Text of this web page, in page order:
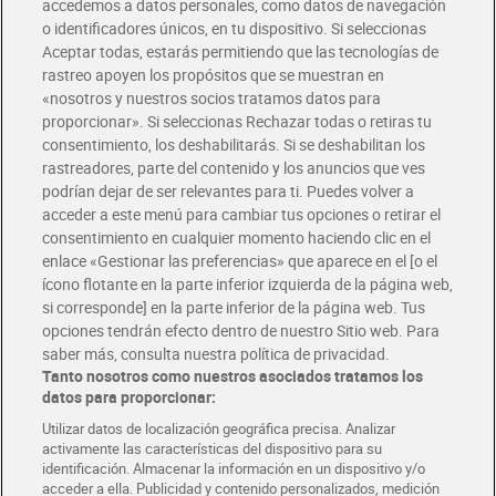
Envío gratis por compras superiores a 100€
Envío estandar por 4,99€
Glovo y Uber Eats
Solicita tu factura de Glovo o Uber Eats
Únete al CLUB Dia
Disfruta las ventajas y ofertas exclusivas.
Descárgate la APP Dia
Folletos y Tiendas
Descubre las mejores ofertas y busca tu tienda más cercana
Tarjeta MaX Dia
Te devuelve hasta 8€/mes de tus compras.
¡Solicita tu tarjeta de crédito aquí!
COMER MEJOR CADA DIA
accedemos a datos personales, como datos de navegación
o identificadores únicos, en tu dispositivo. Si seleccionas
Aceptar todas, estarás permitiendo que las tecnologías de
rastreo apoyen los propósitos que se muestran en
«nosotros y nuestros socios tratamos datos para
proporcionar». Si seleccionas Rechazar todas o retiras tu
consentimiento, los deshabilitarás. Si se deshabilitan los
rastreadores, parte del contenido y los anuncios que ves
podrían dejar de ser relevantes para ti. Puedes volver a
acceder a este menú para cambiar tus opciones o retirar el
consentimiento en cualquier momento haciendo clic en el
enlace «Gestionar las preferencias» que aparece en el [o el
ícono flotante en la parte inferior izquierda de la página web,
si corresponde] en la parte inferior de la página web. Tus
opciones tendrán efecto dentro de nuestro Sitio web. Para
saber más, consulta nuestra política de privacidad.
Tanto nosotros como nuestros asociados tratamos los
datos para proporcionar:
Utilizar datos de localización geográfica precisa. Analizar
activamente las características del dispositivo para su
identificación. Almacenar la información en un dispositivo y/o
acceder a ella. Publicidad y contenido personalizados, medición